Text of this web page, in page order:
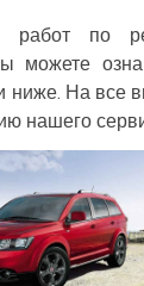
работ по
можете
ниже. На все
нашего